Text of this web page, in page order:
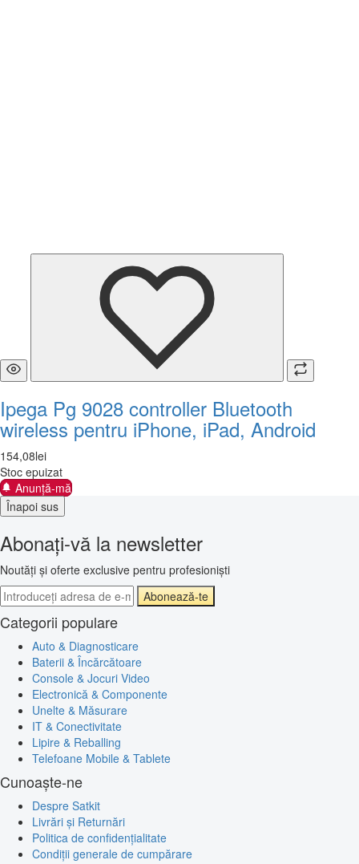
Ipega Pg 9028 controller Bluetooth
wireless pentru iPhone, iPad, Android
154,08lei
Stoc epuizat
Anunță-mă
Înapoi sus
Abonați-vă la newsletter
Noutăți și oferte exclusive pentru profesioniști
Abonează-te
Categorii populare
Auto & Diagnosticare
Baterii & Încărcătoare
Console & Jocuri Video
Electronică & Componente
Unelte & Măsurare
IT & Conectivitate
Lipire & Reballing
Telefoane Mobile & Tablete
Cunoaște-ne
Despre Satkit
Livrări și Returnări
Politica de confidențialitate
Condiții generale de cumpărare